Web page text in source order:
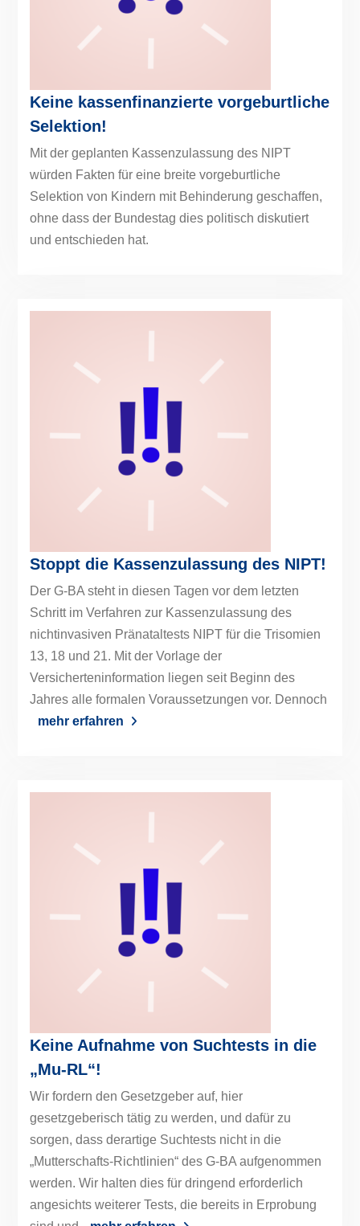
Keine kassenfinanzierte vorgeburtliche
Selektion!
Mit der geplanten Kassenzulassung des NIPT
würden Fakten für eine breite vorgeburtliche
Selektion von Kindern mit Behinderung geschaffen,
ohne dass der Bundestag dies politisch diskutiert
und entschieden hat.
Stoppt die Kassenzulassung des NIPT!
Der G-BA steht in diesen Tagen vor dem letzten
Schritt im Verfahren zur Kassenzulassung des
nichtinvasiven Pränataltests NIPT für die Trisomien
13, 18 und 21. Mit der Vorlage der
Versicherteninformation liegen seit Beginn des
Jahres alle formalen Voraussetzungen vor. Dennoch
mehr erfahren
Keine Aufnahme von Suchtests in die
„Mu-RL“!
Wir fordern den Gesetzgeber auf, hier
gesetzgeberisch tätig zu werden, und dafür zu
sorgen, dass derartige Suchtests nicht in die
„Mutterschafts-Richtlinien“ des G-BA aufgenommen
werden. Wir halten dies für dringend erforderlich
angesichts weiterer Tests, die bereits in Erprobung